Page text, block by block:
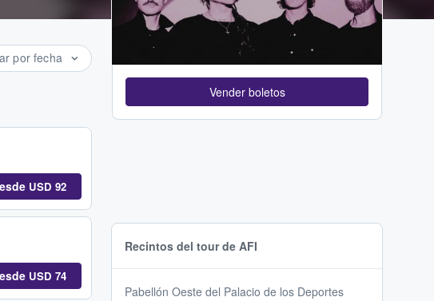
por fecha
USD 92
USD 74
Vender boletos
Recintos del tour de AFI
Pabellón Oeste del Palacio de los Deportes